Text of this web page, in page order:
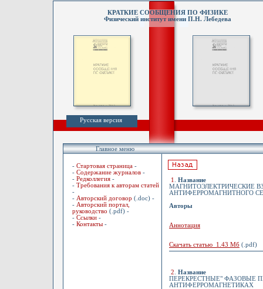
КРАТКИЕ СООБЩЕНИЯ ПО ФИЗИКЕ
Физический институт имени П.Н. Лебедева
Русская версия
Главное меню
- Стартовая страница -
- Содержание журналов -
- Редколлегия -
- Требования к авторам статей
-
- Авторский договор (.doc) -
- Авторский портал,
руководство (.pdf) -
- Ссылки -
- Контакты -
1
Название
МАГНИТОЭЛЕКТРИЧЕСКИЕ
АНТИФЕРРОМАГНИТНОГО
Авторы
Аннотация
Скачать статью 1.43 Мб (.pdf)
2
Название
ПЕРЕКРЕСТНЫЕ" ФАЗОВЫЕ
АНТИФЕРРОМАГНЕТИКАХ